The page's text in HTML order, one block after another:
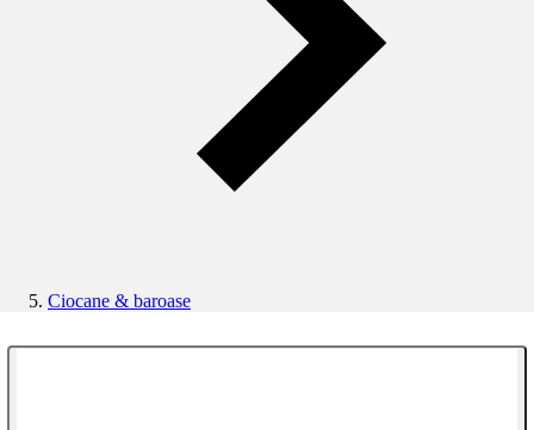
Ciocane & baroase